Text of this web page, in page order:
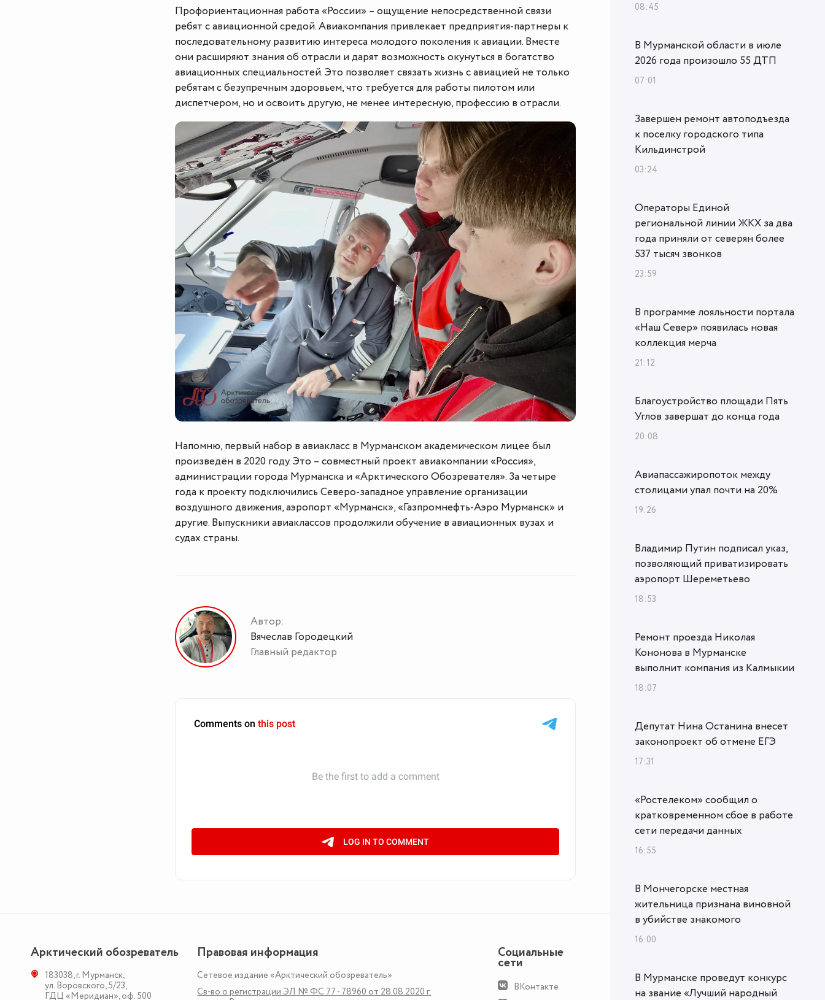
Профориентационная работа «России» – ощущение непосредственной связи
ребят с авиационной средой. Авиакомпания привлекает предприятия-партнеры к
последовательному развитию интереса молодого поколения к авиации. Вместе
они расширяют знания об отрасли и дарят возможность окунуться в богатство
авиационных специальностей. Это позволяет связать жизнь с авиацией не только
ребятам с безупречным здоровьем, что требуется для работы пилотом или
диспетчером, но и освоить другую, не менее интересную, профессию в отрасли.
Напомню, первый набор в авиакласс в Мурманском академическом лицее был
произведён в 2020 году. Это – совместный проект авиакомпании «Россия»,
администрации города Мурманска и «Арктического Обозревателя». За четыре
года к проекту подключились Северо-западное управление организации
воздушного движения, аэропорт «Мурманск», «Газпромнефть-Аэро Мурманск» и
другие. Выпускники авиаклассов продолжили обучение в авиационных вузах и
судах страны.
Автор:
Вячеслав Городецкий
Главный редактор
Арктический обозреватель
183038,г. Мурманск,
ул. Воровского, 5/23,
ГДЦ «Меридиан», оф. 500
Правовая информация
Сетевое издание «Арктический обозреватель»
Св-во о регистрации ЭЛ № ФС 77 - 78960 от 28.08.2020 г.
Социальные
сети
ВКонтакте
08:45
В Мурманской области в июле
2026 года произошло 55 ДТП
07:01
Завершен ремонт автоподъезда
к поселку городского типа
Кильдинстрой
03:24
Операторы Единой
региональной линии ЖКХ за два
года приняли от северян более
537 тысяч звонков
23:59
В программе лояльности портала
«Наш Север» появилась новая
коллекция мерча
21:12
Благоустройство площади Пять
Углов завершат до конца года
20:08
Авиапассажиропоток между
столицами упал почти на 20%
19:26
Владимир Путин подписал указ,
позволяющий приватизировать
аэропорт Шереметьево
18:53
Ремонт проезда Николая
Кононова в Мурманске
выполнит компания из Калмыкии
18:07
Депутат Нина Останина внесет
законопроект об отмене ЕГЭ
17:31
«Ростелеком» сообщил о
кратковременном сбое в работе
сети передачи данных
16:55
В Мончегорске местная
жительница признана виновной
в убийстве знакомого
16:00
В Мурманске проведут конкурс
на звание «Лучший народный